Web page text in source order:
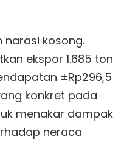
narasi kosong.
ekspor 1.685 ton
±Rp296,5
konkret pada
menakar dampak
neraca